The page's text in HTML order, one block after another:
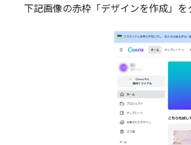
下記画像の赤枠「デザインを作成」を